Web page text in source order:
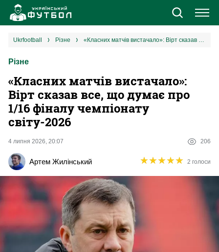
Новини
Єврокубки
УПЛ
Різне
Букмекери
Казино
ukrfootball різне «Класних матчів вистачало»: Вірт сказав все, що думає про 1/16 фіналу чемпіонату світу-2026
Різне
«Класних матчів вистачало»:
Вірт сказав все, що думає про
1/16 фіналу чемпіонату
світу-2026
4 липня 2026, 20:07 206
Артем Жилінський ★★★★★
★★★★★ 2 голоси